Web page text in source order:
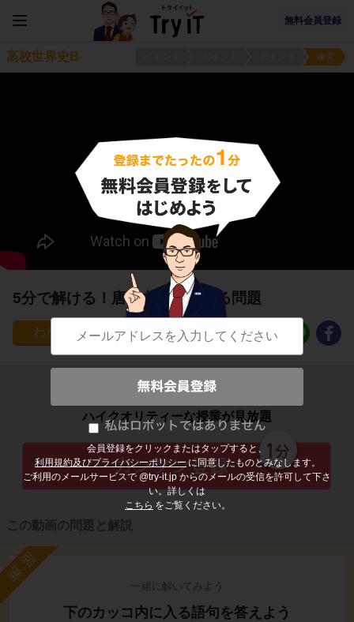
無料会員登録
会員登録をクリックまたはタップすると、
利用規約及びプライバシーポリシー に同意したものとみなします。
ご利用のメールサービスで @try-it.jp からのメールの受信を許可して下さ
い。詳しくは
こちら をご覧ください。
高校世界史B 練習
5分で解ける！唐の文化に関する問題
20
子どもの勉強から大人の学び直しまで
ハイクオリティーな授業が見放題
この動画の問題と解説
練習
一緒に解いてみよう
下のカッコ内に入る語句を答えよう